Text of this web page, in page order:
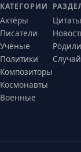
КАТЕГОРИИ
Актёры
Писатели
Учёные
Политики
Композиторы
Космонавты
Военные
Цитаты